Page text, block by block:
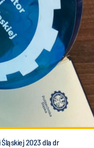
2023 dla dr